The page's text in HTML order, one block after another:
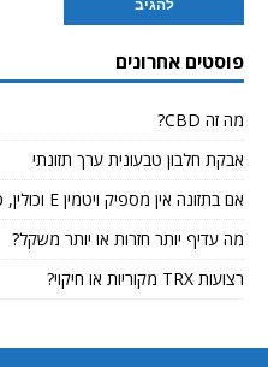
פוסטים אחרונים
מה זה CBD?
אבקת חלבון טבעונית ערך תזונתי
אם בתזונה אין מספיק ויטמין E וכולין, כדאי לצרוך תוספים שלהם להשלמה
מה עדיף יותר חזרות או יותר משקל?
רצועות TRX מקוריות או חיקוי?